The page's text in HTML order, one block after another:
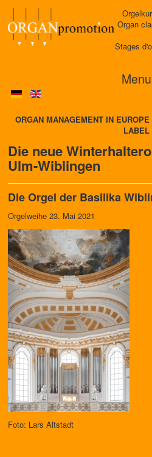
Organ
Stages
Menu
ORGAN MANAGEMENT IN
LABEL
Die neue
Ulm-Wiblingen
Die Orgel der Basilika
Orgelweihe 23. Mai 2021
Foto: Lars Altstadt